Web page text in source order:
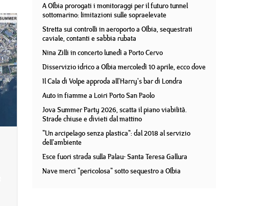
A Olbia prorogati i monitoraggi per il futuro tunnel
sottomarino: limitazioni sulle sopraelevate
Stretta sui controlli in aeroporto a Olbia, sequestrati
caviale, contanti e sabbia rubata
Nina Zilli in concerto lunedì a Porto Cervo
Disservizio idrico a Olbia mercoledì 10 aprile, ecco dove
Il Cala di Volpe approda all'Harry's bar di Londra
Auto in fiamme a Loiri Porto San Paolo
Jova Summer Party 2026, scatta il piano viabilità.
Strade chiuse e divieti dal mattino
"Un arcipelago senza plastica": dal 2018 al servizio
dell'ambiente
Esce fuori strada sulla Palau- Santa Teresa Gallura
Nave merci "pericolosa" sotto sequestro a Olbia